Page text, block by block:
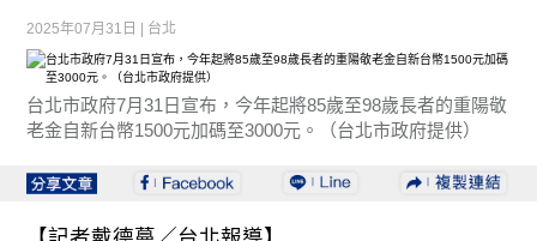
2025年07月31日 | 台北
台北市政府7月31日宣布，今年起將85歲至98歲長者的重陽敬
老金自新台幣1500元加碼至3000元。（台北市政府提供）